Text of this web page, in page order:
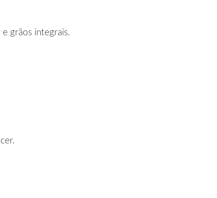
grãos integrais.